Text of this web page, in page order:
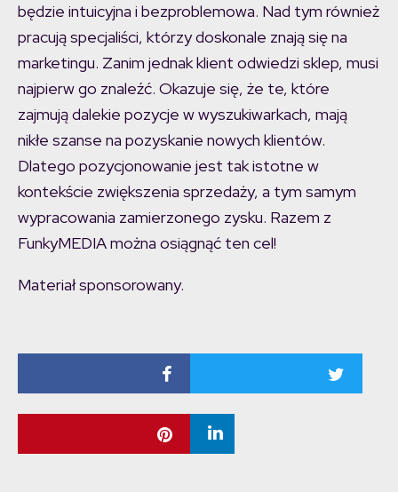
będzie intuicyjna i bezproblemowa. Nad tym również
pracują specjaliści, którzy doskonale znają się na
marketingu. Zanim jednak klient odwiedzi sklep, musi
najpierw go znaleźć. Okazuje się, że te, które
zajmują dalekie pozycje w wyszukiwarkach, mają
nikłe szanse na pozyskanie nowych klientów.
Dlatego pozycjonowanie jest tak istotne w
kontekście zwiększenia sprzedaży, a tym samym
wypracowania zamierzonego zysku. Razem z
FunkyMEDIA można osiągnąć ten cel!
Materiał sponsorowany.